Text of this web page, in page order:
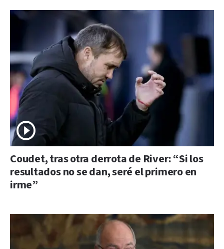
Coudet, tras otra derrota de River: “Si los
resultados no se dan, seré el primero en
irme”